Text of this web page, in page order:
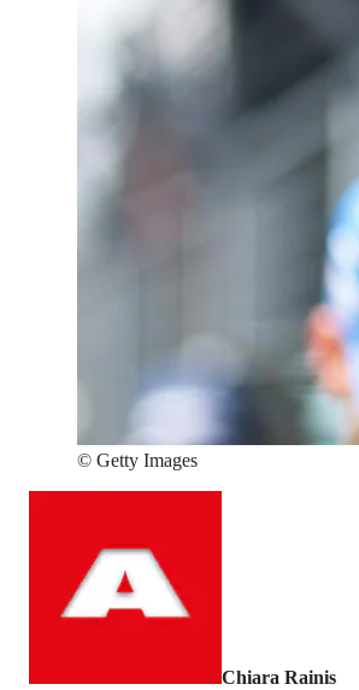
© Getty Images
Chiara Rainis